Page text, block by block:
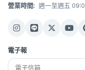
營業時間: 週一至週五
電子報